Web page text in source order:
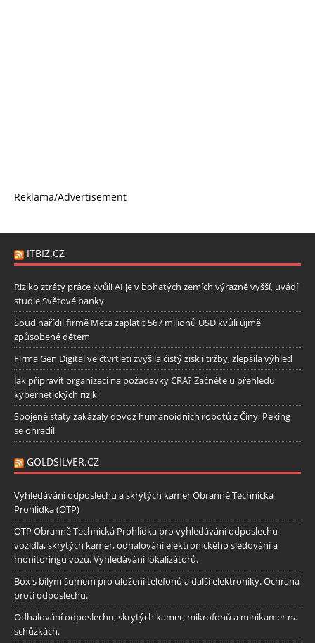
Reklama/Advertisement
ITBIZ.CZ
Riziko ztráty práce kvůli AI je v bohatých zemích výrazně vyšší, uvádí
studie Světové banky
Soud nařídil firmě Meta zaplatit 567 milionů USD kvůli újmě
způsobené dětem
Firma Gen Digital ve čtvrtletí zvýšila čistý zisk i tržby, zlepšila výhled
Jak připravit organizaci na požadavky CRA? Začněte u přehledu
kybernetických rizik
Spojené státy zakázaly dovoz humanoidních robotů z Číny, Peking
se ohradil
GOLDSILVER.CZ
Vyhledávání odposlechu a skrytých kamer Obranně Technická
Prohlídka (OTP)
OTP Obranně Technická Prohlídka pro vyhledávání odposlechu
vozidla, skrytých kamer, odhalování elektronického sledování a
monitoringu vozu. Vyhledávání lokalizátorů.
Box s bílým šumem pro uložení telefonů a další elektroniky. Ochrana
proti odposlechu.
Odhalování odposlechu, skrytých kamer, mikrofonů a minikamer na
schůzkách.